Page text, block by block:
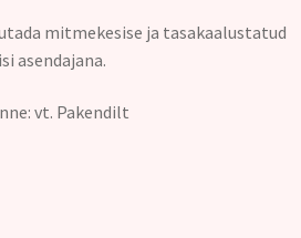
mitmekesise ja tasakaalustatud
asendajana.
vt. Pakendilt